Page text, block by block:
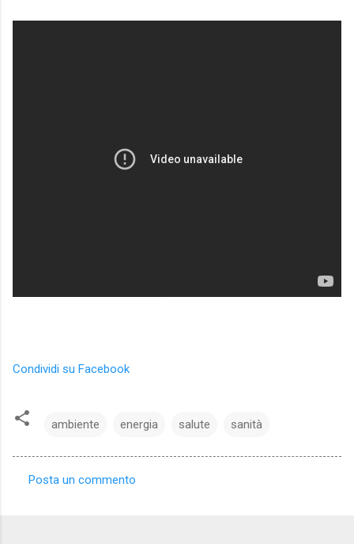
Condividi su Facebook
ambiente energia salute sanità
Posta un commento